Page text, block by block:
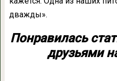
дважды».
Понравилась
друзьями